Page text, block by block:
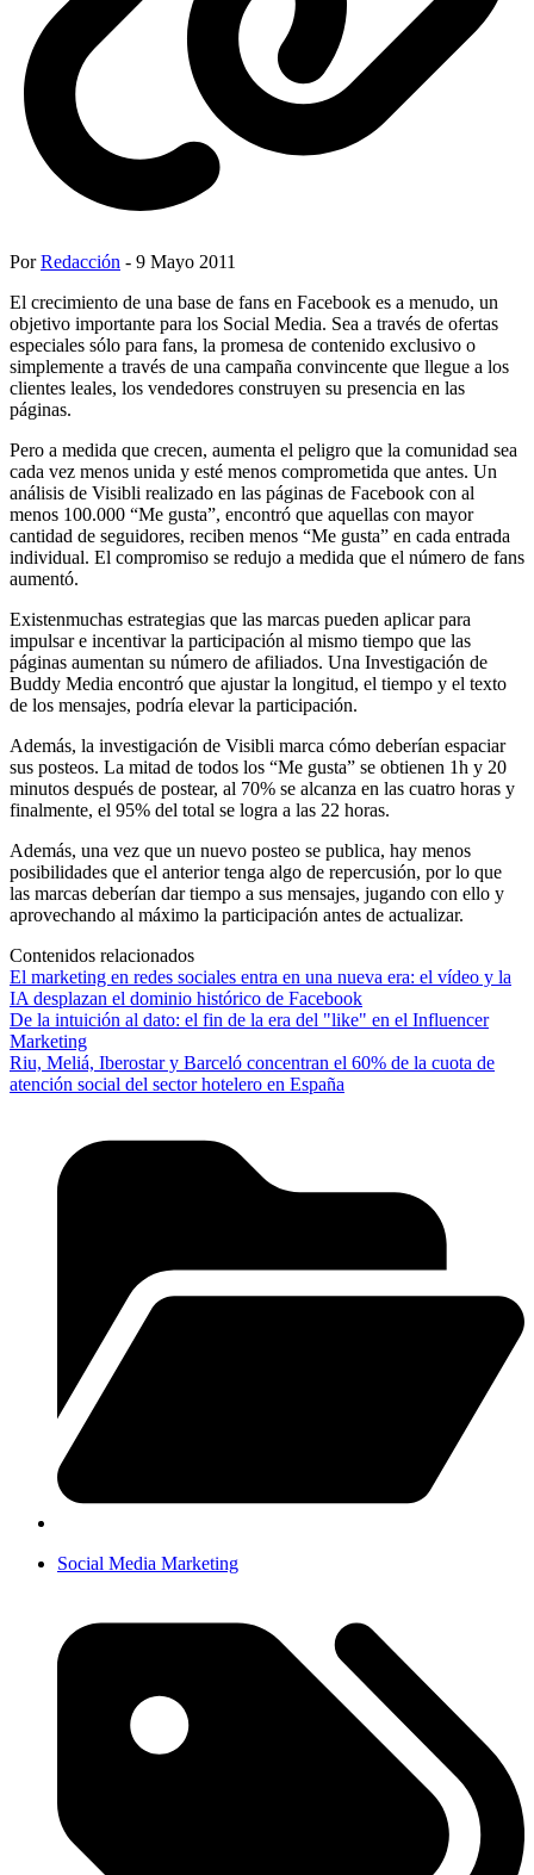
PorRedacción - 9 Mayo 2011
El crecimiento de una base de fans en Facebook es a menudo, un
objetivo importante para los Social Media. Sea a través de ofertas
especiales sólo para fans, la promesa de contenido exclusivo o
simplemente a través de una campaña convincente que llegue a los
clientes leales, los vendedores construyen su presencia en las
páginas.
Pero a medida que crecen, aumenta el peligro que la comunidad sea
cada vez menos unida y esté menos comprometida que antes. Un
análisis de Visibli realizado en las páginas de Facebook con al
menos 100.000 “Me gusta”, encontró que aquellas con mayor
cantidad de seguidores, reciben menos “Me gusta” en cada entrada
individual. El compromiso se redujo a medida que el número de fans
aumentó.
Existenmuchas estrategias que las marcas pueden aplicar para
impulsar e incentivar la participación al mismo tiempo que las
páginas aumentan su número de afiliados. Una Investigación de
Buddy Media encontró que ajustar la longitud, el tiempo y el texto
de los mensajes, podría elevar la participación.
Además, la investigación de Visibli marca cómo deberían espaciar
sus posteos. La mitad de todos los “Me gusta” se obtienen 1h y 20
minutos después de postear, al 70% se alcanza en las cuatro horas y
finalmente, el 95% del total se logra a las 22 horas.
Además, una vez que un nuevo posteo se publica, hay menos
posibilidades que el anterior tenga algo de repercusión, por lo que
las marcas deberían dar tiempo a sus mensajes, jugando con ello y
aprovechando al máximo la participación antes de actualizar.
Contenidos relacionados
El marketing en redes sociales entra en una nueva era: el vídeo y la
IA desplazan el dominio histórico de Facebook
De la intuición al dato: el fin de la era del "like" en el Influencer
Marketing
Riu, Meliá, Iberostar y Barceló concentran el 60% de la cuota de
atención social del sector hotelero en España
Social Media Marketing